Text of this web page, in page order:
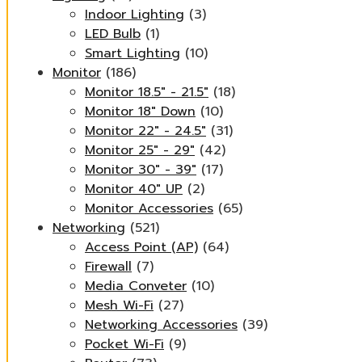
Indoor Lighting (3)
LED Bulb (1)
Smart Lighting (10)
Monitor (186)
Monitor 18.5" - 21.5" (18)
Monitor 18" Down (10)
Monitor 22" - 24.5" (31)
Monitor 25" - 29" (42)
Monitor 30" - 39" (17)
Monitor 40" UP (2)
Monitor Accessories (65)
Networking (521)
Access Point (AP) (64)
Firewall (7)
Media Conveter (10)
Mesh Wi-Fi (27)
Networking Accessories (39)
Pocket Wi-Fi (9)